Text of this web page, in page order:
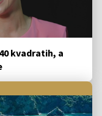
kvadratih, a